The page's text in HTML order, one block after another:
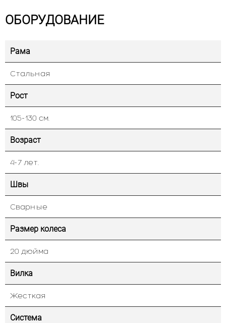
ОБОРУДОВАНИЕ
Рама
Стальная
Рост
105-130 см.
Возраст
4-7 лет.
Швы
Сварные
Размер колеса
20 дюйма
Вилка
Жесткая
Система